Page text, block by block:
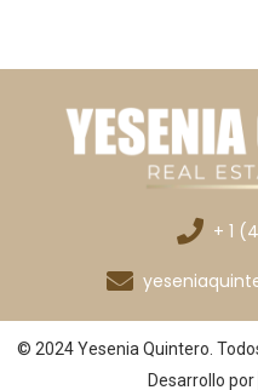
+ 1
© 2024 Yesenia Quintero.
Desarrollo por